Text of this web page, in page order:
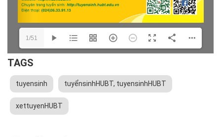
1/51
TAGS
tuyensinh tuyểnsinhHUBT, tuyensinhHUBT
xettuyenHUBT